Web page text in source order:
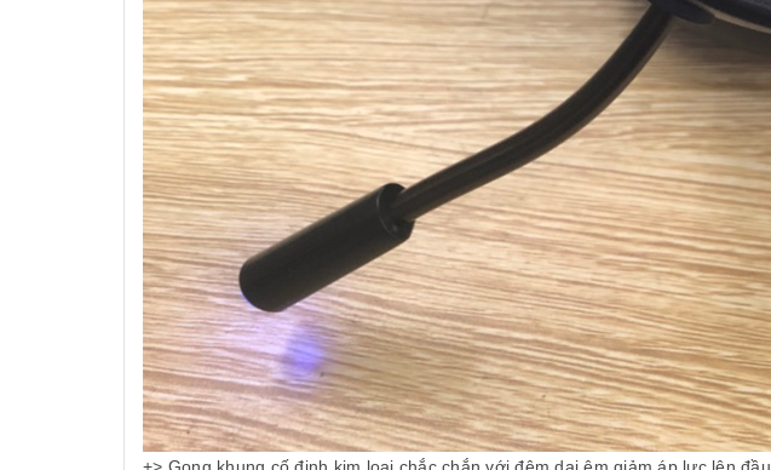
+> Gọng khung cố định kim loại chắc chắn với đệm dai êm giảm áp lực lên đầu